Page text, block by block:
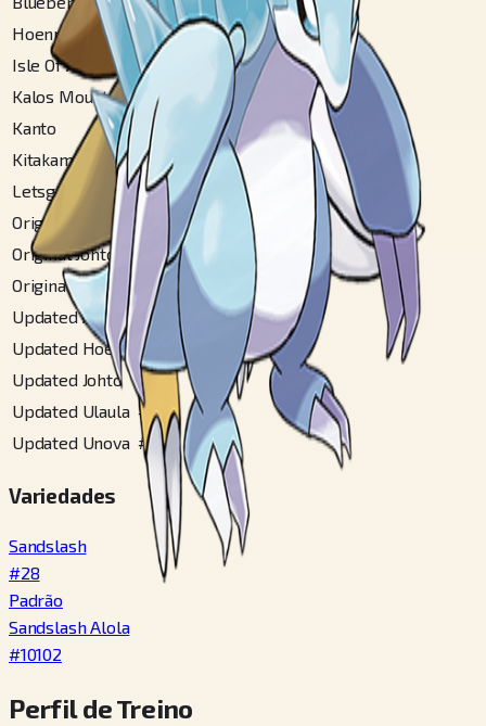
Hoenn
#113
Isle Of Armor
#169
Kalos Mountain #
98
Kanto
#28
Kitakami
#117
Letsgo Kanto
#28
Original Alola
#
252
Original Johto
#
49
Original Ulaula
124
Updated Alola
#329
Updated Hoenn #
Updated Johto
#49
Updated Ulaula # 150
Updated Unova #114
Variedades
Sandslash
#28
Padrão
Sandslash Alola
#10102
Perfil de Treino